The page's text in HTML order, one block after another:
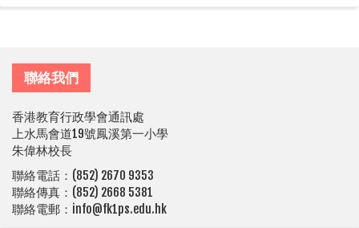
聯絡我們
香港教育行政學會通訊處
上水馬會道19號鳳溪第一小學
朱偉林校長
聯絡電話：(852) 2670 9353
聯絡傳真：(852) 2668 5381
聯絡電郵：info@fk1ps.edu.hk